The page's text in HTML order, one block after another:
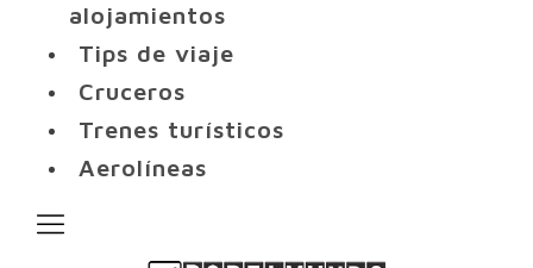
alojamientos
Tips de viaje
Cruceros
Trenes turísticos
Aerolíneas